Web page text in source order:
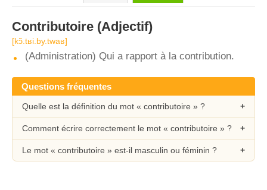
Contributoire (Adjectif)
[kɔ̃.tʁi.by.twaʁ]
(Administration) Qui a rapport à la contribution.
Questions fréquentes
Quelle est la définition du mot « contributoire » ?
Comment écrire correctement le mot « contributoire » ?
Le mot « contributoire » est-il masculin ou féminin ?